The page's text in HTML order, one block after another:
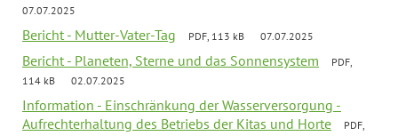
07.07.2025
Bericht - Mutter-Vater-Tag PDF, 113 kB 07.07.2025
Bericht - Planeten, Sterne und das Sonnensystem
PDF,
114 kB
02.07.2025
Information - Einschränkung der Wasserversorgung -
Aufrechterhaltung des Betriebs der Kitas und Horte
PDF,